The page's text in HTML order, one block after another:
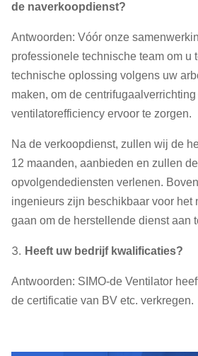
de naverkoopdienst?
Antwoorden: Vóór onze
professionele technische team om u
technische oplossing volgens uw
maken, om de
ventilatorefficiency ervoor te zorgen.
Na de verkoopdienst, zullen wij de
12 maanden, aanbieden en zullen
opvolgendediensten verlenen.
ingenieurs zijn beschikbaar voor het
gaan om de herstellende dienst aan
3. Heeft uw bedrijf kwalificaties?
Antwoorden: SIMO-de Ventilator
de certificatie van BV etc. verkregen.